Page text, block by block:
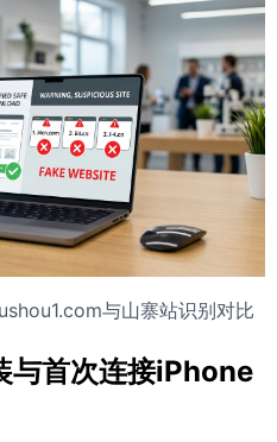
与山寨站识别对比
与首次连接iPhone